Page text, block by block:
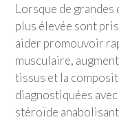
Lorsque de
plus élevée sont
aider promouvoir
musculaire,
tissus et la
diagnostiquées
stéroïde